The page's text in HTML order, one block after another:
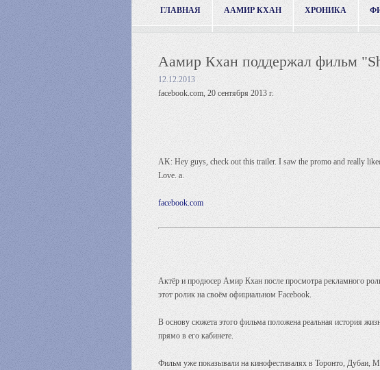
ГЛАВНАЯ ААМИР КХАН ХРОНИКА
Аамир Кхан поддержал фильм
12.12.2013
facebook.com, 20 сентября 2013 г.
AK: Hey guys, check out this trailer. I saw the promo and really
Love. a.
facebook.com
Актёр и продюсер Амир Кхан после просмотра рекламного
этот ролик на своём официальном Facebook.
В основу сюжета этого фильма положена реальная история
прямо в его кабинете.
Фильм уже показывали на кинофестивалях в Торонто, Дубаи,